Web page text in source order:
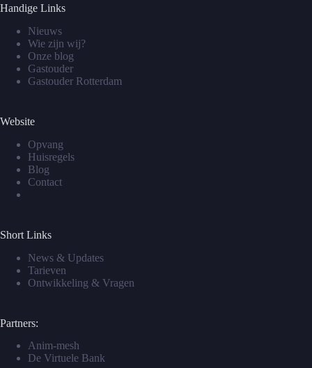
Handige Links
Nieuws
Wie zijn wij?
Onze blog
Gastouder
Gastouder Rotterdam
Website
Opvang
Huisregels
Blog
Contact
Short Links
News & Updates
Tarieven
Ontwikkeling & Vragen
Partners:
Anim-mesh
De Virtuele Bank